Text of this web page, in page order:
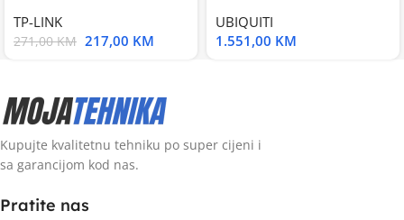
TP-LINK
271,00KM 217,00 KM
UBIQUITI
1.551,00 KM
Kupujte kvalitetnu tehniku po super cijeni i
sa garancijom kod nas.
Pratite nas